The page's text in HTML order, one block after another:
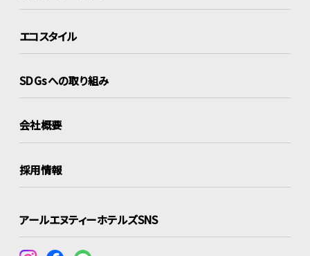
エコスタイル
SDGsへの取り組み
会社概要
採用情報
アールエヌティーホテルズSNS